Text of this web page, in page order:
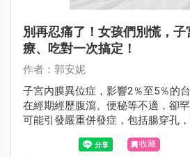
別再忍痛了！女孩們別慌，
療、吃對一次搞定！
作者：郭安妮
子宮內膜異位症，影響2％至5％的
在經期經歷腹瀉、便秘等不適，卻
可能引發嚴重併發症，包括腸穿孔
臨床表現包括經痛、不孕症、性交
至關重要，特別對計劃生育的女性
收藏